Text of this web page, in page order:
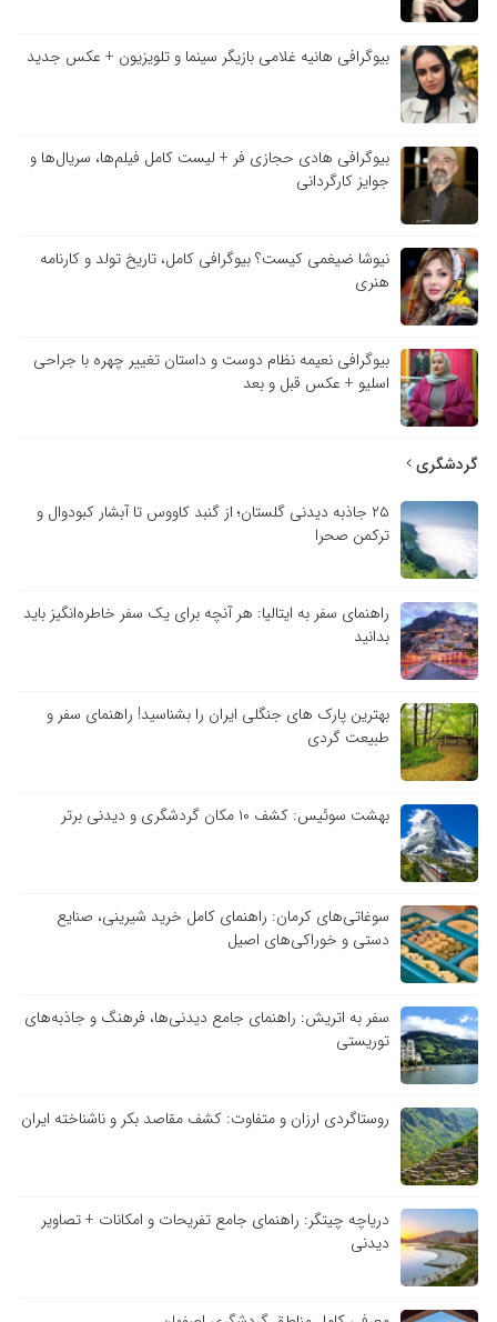
بیوگرافی هانیه غلامی بازیگر سینما و تلویزیون + عکس جدید
بیوگرافی هادی حجازی فر + لیست کامل فیلم‌ها، سریال‌ها و
جوایز کارگردانی
نیوشا ضیغمی کیست؟ بیوگرافی کامل، تاریخ تولد و کارنامه
هنری
بیوگرافی نعیمه نظام دوست و داستان تغییر چهره با جراحی
اسلیو + عکس قبل و بعد
گردشگری
۲۵ جاذبه دیدنی گلستان؛ از گنبد کاووس تا آبشار کبودوال و
ترکمن صحرا
راهنمای سفر به ایتالیا: هر آنچه برای یک سفر خاطره‌انگیز باید
بدانید
بهترین پارک های جنگلی ایران را بشناسید! راهنمای سفر و
طبیعت گردی
بهشت سوئیس: کشف ۱۰ مکان گردشگری و دیدنی برتر
سوغاتی‌های کرمان: راهنمای کامل خرید شیرینی، صنایع
دستی و خوراکی‌های اصیل
سفر به اتریش: راهنمای جامع دیدنی‌ها، فرهنگ و جاذبه‌های
توریستی
روستاگردی ارزان و متفاوت: کشف مقاصد بکر و ناشناخته ایران
دریاچه چیتگر: راهنمای جامع تفریحات و امکانات + تصاویر
دیدنی